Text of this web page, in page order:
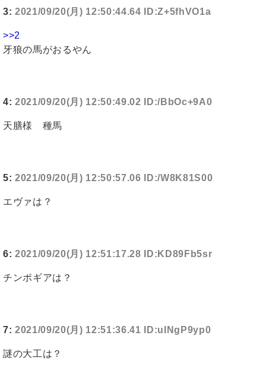
3: 2021/09/20(月) 12:50:44.64 ID:Z+5fhVO1a
>>2
牙狼の馬がおるやん
4: 2021/09/20(月) 12:50:49.02 ID:/BbOc+9A0
天膳様 種馬
5: 2021/09/20(月) 12:50:57.06 ID:/W8K81S00
エヴァは？
6: 2021/09/20(月) 12:51:17.28 ID:KD89Fb5sr
チンポギアは？
7: 2021/09/20(月) 12:51:36.41 ID:uINgP9yp0
謎の大工は？